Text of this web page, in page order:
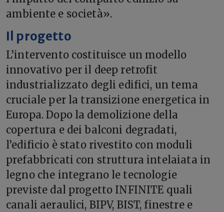
ambiente e società».
Il progetto
L’intervento costituisce un modello
innovativo per il deep retrofit
industrializzato degli edifici, un tema
cruciale per la transizione energetica in
Europa. Dopo la demolizione della
copertura e dei balconi degradati,
l’edificio è stato rivestito con moduli
prefabbricati con struttura intelaiata in
legno che integrano le tecnologie
previste dal progetto INFINITE quali
canali aeraulici, BIPV, BIST, finestre e